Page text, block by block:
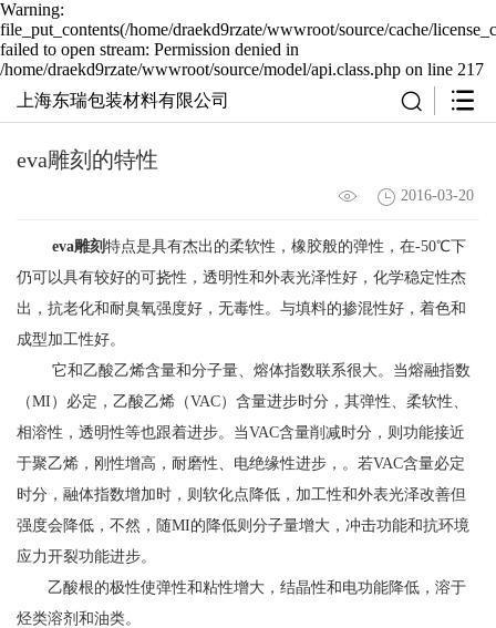
Warning:
file_put_contents(/home/draekd9rzate/wwwroot/source/cache/
failed to open stream: Permission denied in
/home/draekd9rzate/wwwroot/source/model/api.class.php on line 217
上海东瑞包装材料有限公司
eva雕刻的特性
2016-03-20
eva雕刻 特点是具有杰出的柔软性，橡胶般的弹性，在-50℃下
仍可以具有较好的可挠性，透明性和外表光泽性好，化学稳定性杰
出，抗老化和耐臭氧强度好，无毒性。与填料的掺混性好，着色和
成型加工性好。
它和乙酸乙烯含量和分子量、熔体指数联系很大。当熔融指数
（MI）必定，乙酸乙烯（VAC）含量进步时分，其弹性、柔软性、
相溶性，透明性等也跟着进步。当VAC含量削减时分，则功能接近
于聚乙烯，刚性增高，耐磨性、电绝缘性进步，。若VAC含量必定
时分，融体指数增加时，则软化点降低，加工性和外表光泽改善但
强度会降低，不然，随MI的降低则分子量增大，冲击功能和抗环境
应力开裂功能进步。
乙酸根的极性使弹性和粘性增大，结晶性和电功能降低，溶于
烃类溶剂和油类。